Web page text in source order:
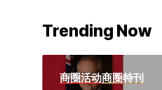
Trending Now
商圈活动商圈特刊